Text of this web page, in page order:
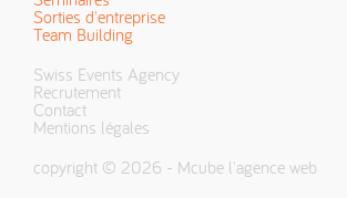
Sorties d'entreprise
Team Building
Swiss Events Agency
Recrutement
Contact
Mentions légales
copyright © 2026 - Mcube l'agence web